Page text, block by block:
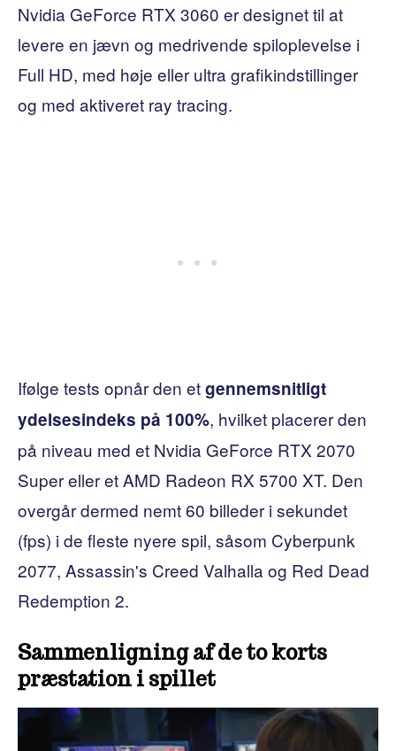
Nvidia GeForce RTX 3060 er designet til at
levere en jævn og medrivende spiloplevelse i
Full HD, med høje eller ultra grafikindstillinger
og med aktiveret ray tracing.
Ifølge tests opnår den etgennemsnitligt
ydelsesindeks på 100%, hvilket placerer den
på niveau med et Nvidia GeForce RTX 2070
Super eller et AMD Radeon RX 5700 XT. Den
overgår dermed nemt 60 billeder i sekundet
(fps) i de fleste nyere spil, såsom Cyberpunk
2077, Assassin's Creed Valhalla og Red Dead
Redemption 2.
Sammenligning af de to korts
præstation i spillet